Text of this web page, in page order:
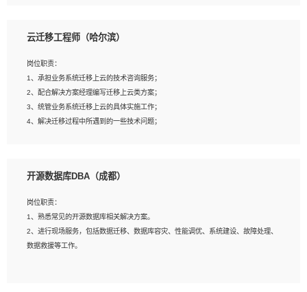
岗位要求：
2、熟悉tensorflow，keras，pytorch等常规深度学习框架，快速根据客户需求实现
有效的模型；
3、熟悉掌握至少一种编程语言，如：Python，Java；
4、 熟悉NLP相关算法与实现；
5、至少有一次及以上问答系统的项目实践，熟悉问答系统全流程开发者优先；
云迁移工程师（哈尔滨）
岗位职责：
1、承担业务系统迁移上云的技术咨询服务；
2、配合解决方案经理编写迁移上云类方案；
3、统管业务系统迁移上云的具体实施工作；
4、解决迁移过程中所遇到的一些技术问题；
1、专科及以上学历，三年以上工作经验，计算机等相关专业；
3、熟悉常见操作系统、存储、网络、 IO 等相关原理；
4、具有迁移工具实操经验，具备P2V、V2V迁移能力；
5、熟练华为、VMware虚拟化、云计算及云存储技术；
6、熟悉主流数据库、应用服务器、中间件部署架构和运维方法；
开源数据库DBA（成都）
岗位职责：
1、熟悉常见的开源数据库相关解决方案。
2、进行现场服务，包括数据迁移、数据库容灾、性能调优、系统建设、故障处理、
数据救援等工作。